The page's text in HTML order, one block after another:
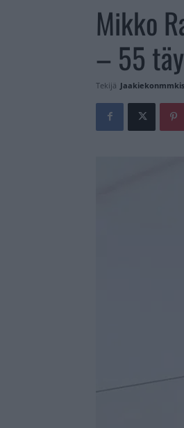
Mikko
– 55
Tekijä